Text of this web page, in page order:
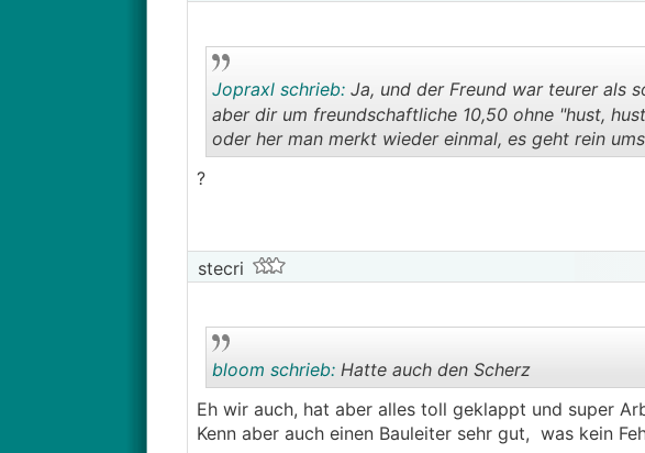
Jopraxl schrieb:Ja, und der Freund war teurer als
aber dir um freundschaftliche 10,50 ohne "hust,
oder her man merkt wieder einmal, es geht rein
?
stecri
bloom schrieb:Hatte auch den Scherz
Eh wir auch, hat aber alles toll geklappt und super
Kenn aber auch einen Bauleiter sehr gut, was kein